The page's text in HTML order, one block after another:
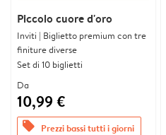
Piccolo cuore d'oro
Inviti | Biglietto premium con tre
finiture diverse
Set di 10 biglietti
Da
10,99 €
offers Prezzi bassi tutti i giorni